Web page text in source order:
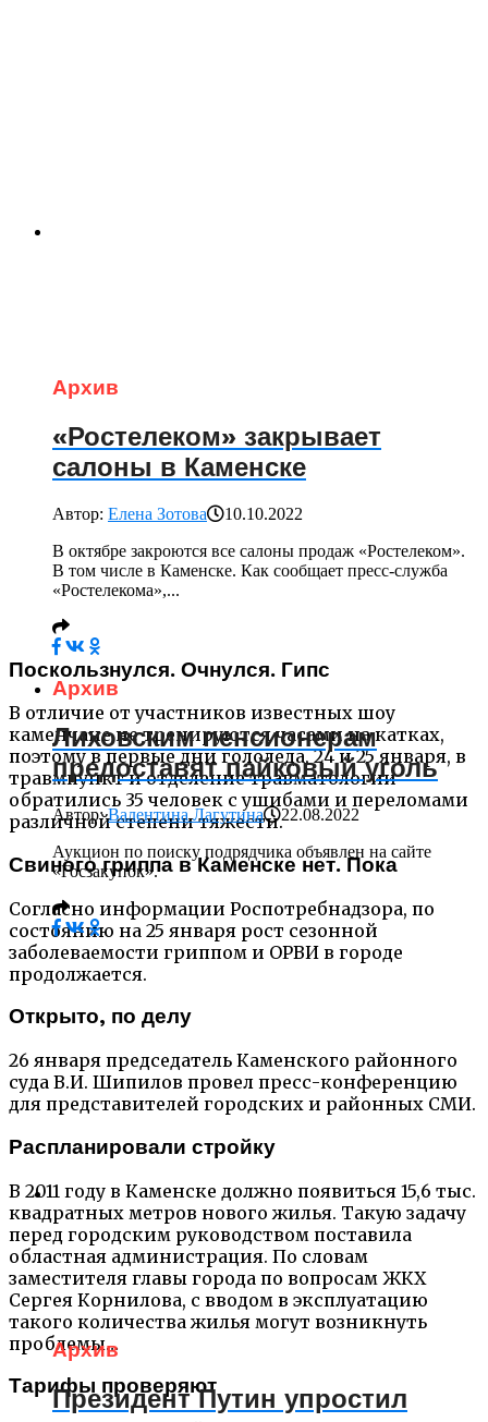
Поскользнулся. Очнулся. Гипс
В отличие от участников известных шоу
каменчане не тренируются часами на катках,
поэтому в первые дни гололеда, 24 и 25 января, в
травмпункт и отделение травматологии
обратились 35 человек с ушибами и переломами
различной степени тяжести.
Свиного гриппа в Каменске нет. Пока
Согласно информации Роспотребнадзора, по
состоянию на 25 января рост сезонной
заболеваемости гриппом и ОРВИ в городе
продолжается.
Открыто, по делу
26 января председатель Каменского районного
суда В.И. Шипилов провел пресс-конференцию
для представителей городских и районных СМИ.
Распланировали стройку
В 2011 году в Каменске должно появиться 15,6 тыс.
квадратных метров нового жилья. Такую задачу
перед городским руководством поставила
областная администрация. По словам
заместителя главы города по вопросам ЖКХ
Сергея Корнилова, с вводом в эксплуатацию
такого количества жилья могут возникнуть
проблемы…
Тарифы проверяют
Архив
«Ростелеком» закрывает
салоны в Каменске
Автор: Елена Зотова
10.10.2022
В октябре закроются все салоны продаж «Ростелеком».
В том числе в Каменске. Как сообщает пресс-служба
«Ростелекома»,...
Архив
Лиховским пенсионерам
предоставят пайковый уголь
Автор:Валентина Лагутина
22.08.2022
Аукцион по поиску подрядчика объявлен на сайте
«Госзакупок».
Архив
Президент Путин упростил